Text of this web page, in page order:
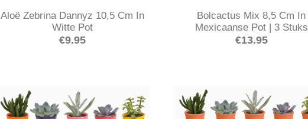
Aloë Zebrina Dannyz 10,5 Cm In
Witte Pot
€9.95
Bolcactus Mix 8,5 Cm In
Mexicaanse Pot | 3 Stuks
€13.95